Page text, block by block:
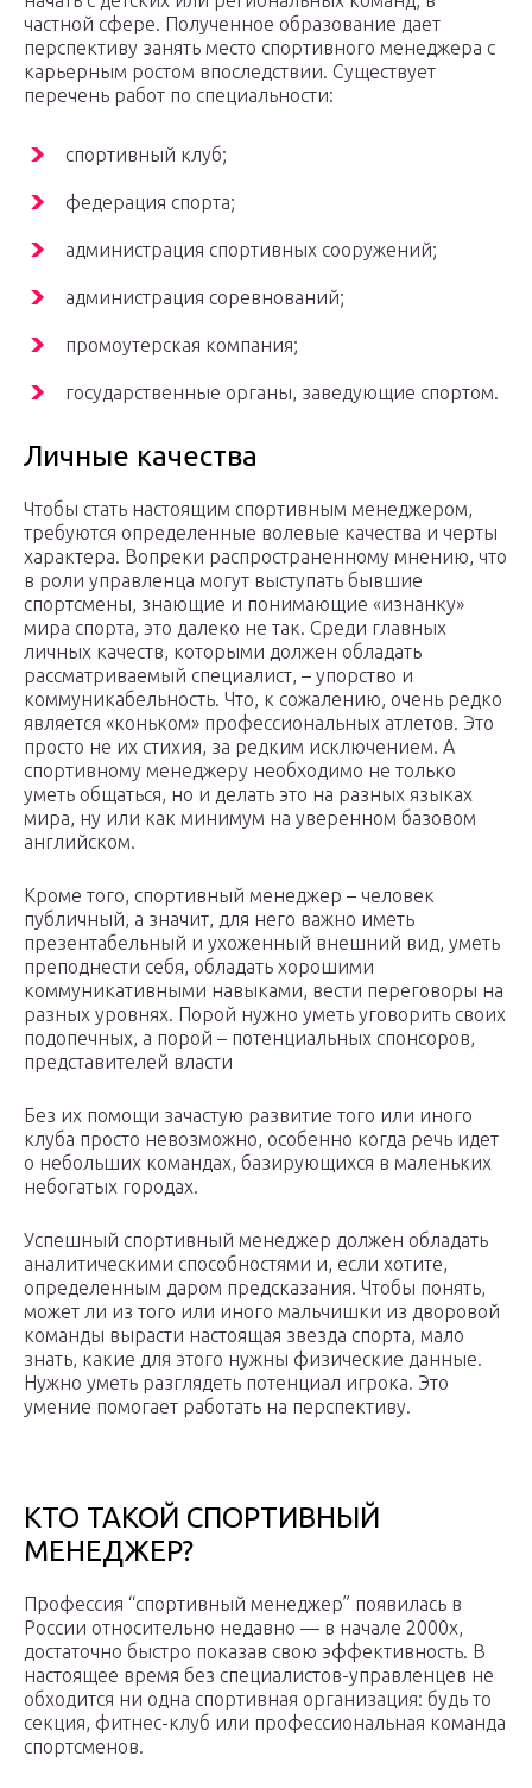
частной сфере. Полученное образование дает
перспективу занять место спортивного менеджера с
карьерным ростом впоследствии. Существует
перечень работ по специальности:
спортивный клуб;
федерация спорта;
администрация спортивных сооружений;
администрация соревнований;
промоутерская компания;
государственные органы, заведующие спортом.
Личные качества
Чтобы стать настоящим спортивным менеджером,
требуются определенные волевые качества и черты
характера. Вопреки распространенному мнению, что
в роли управленца могут выступать бывшие
спортсмены, знающие и понимающие «изнанку»
мира спорта, это далеко не так. Среди главных
личных качеств, которыми должен обладать
рассматриваемый специалист, – упорство и
коммуникабельность. Что, к сожалению, очень редко
является «коньком» профессиональных атлетов. Это
просто не их стихия, за редким исключением. А
спортивному менеджеру необходимо не только
уметь общаться, но и делать это на разных языках
мира, ну или как минимум на уверенном базовом
английском.
Кроме того, спортивный менеджер – человек
публичный, а значит, для него важно иметь
презентабельный и ухоженный внешний вид, уметь
преподнести себя, обладать хорошими
коммуникативными навыками, вести переговоры на
разных уровнях. Порой нужно уметь уговорить своих
подопечных, а порой – потенциальных спонсоров,
представителей власти
Без их помощи зачастую развитие того или иного
клуба просто невозможно, особенно когда речь идет
о небольших командах, базирующихся в маленьких
небогатых городах.
Успешный спортивный менеджер должен обладать
аналитическими способностями и, если хотите,
определенным даром предсказания. Чтобы понять,
может ли из того или иного мальчишки из дворовой
команды вырасти настоящая звезда спорта, мало
знать, какие для этого нужны физические данные.
Нужно уметь разглядеть потенциал игрока. Это
умение помогает работать на перспективу.
КТО ТАКОЙ СПОРТИВНЫЙ
МЕНЕДЖЕР?
Профессия “спортивный менеджер” появилась в
России относительно недавно — в начале 2000х,
достаточно быстро показав свою эффективность. В
настоящее время без специалистов-управленцев не
обходится ни одна спортивная организация: будь то
секция, фитнес-клуб или профессиональная команда
спортсменов.